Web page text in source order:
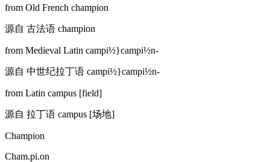
from Old French champion
源自 古法语 champion
from Medieval Latin campi½}campi½n-
源自 中世纪拉丁语 campi½}campi½n-
from Latin campus [field]
源自 拉丁语 campus [场地]
Champion
Cham.pi.on